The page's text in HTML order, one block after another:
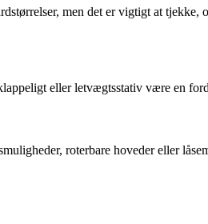
men det er vigtigt at
eller letvægtsstativ være en
roterbare hoveder eller